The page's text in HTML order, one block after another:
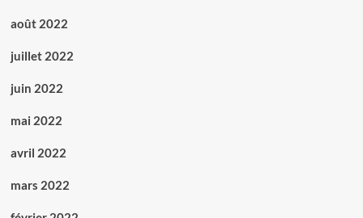
août 2022
juillet 2022
juin 2022
mai 2022
avril 2022
mars 2022